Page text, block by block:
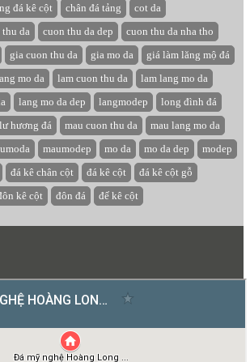
đá kê cột chân đá tảng
cot da
da cuon thu da dep
cuon thu da nha tho
gia cuon thu da gia mo da
giá làm lăng mộ đá
mo da lam cuon thu da
lam lang mo da
lang mo da dep langmodep
long đình đá
lư hương đá mau cuon thu da
mau lang mo da
maumodep mo da mo da dep
modep
đá kê chân cột đá kê cột
đá kê cột gỗ
kê cột đôn đá đế kê cột